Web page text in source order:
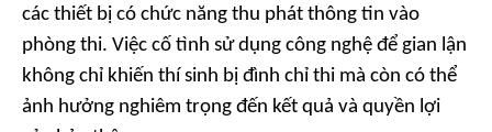
các thiết bị có chức năng thu phát thông tin vào
phòng thi. Việc cố tình sử dụng công nghệ để gian lận
không chỉ khiến thí sinh bị đình chỉ thi mà còn có thể
ảnh hưởng nghiêm trọng đến kết quả và quyền lợi